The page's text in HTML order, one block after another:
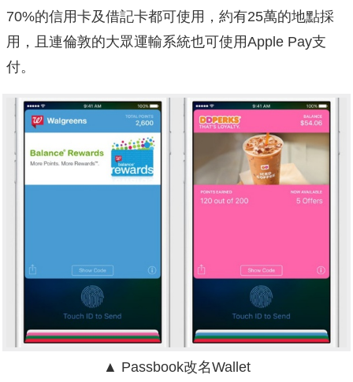
70%的信用卡及借記卡都可使用，約有25萬的地點採
用，且連倫敦的大眾運輸系統也可使用Apple Pay支
付。
▲ Passbook改名Wallet